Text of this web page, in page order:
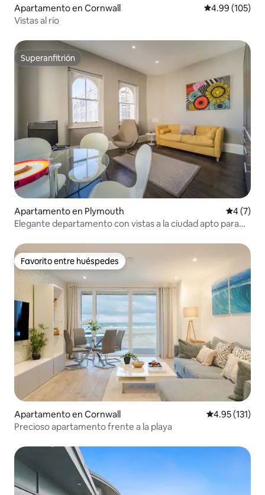
Apartamento en Cornwall Calificación
4.99 (105)
Vistas al río
Superanfitrión
Superanfitrión
Apartamento en Plymouth
4 (7)
Elegante departamento con vistas a la ciudad apto para
Favorito entre huéspedes
Favorito entre huéspedes
Apartamento en Cornwall Calificación
4.95 (131)
Precioso apartamento frente a la playa